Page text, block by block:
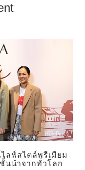
ลฟ์สไตล์พรีเมียม
นนำจากทั่วโลก